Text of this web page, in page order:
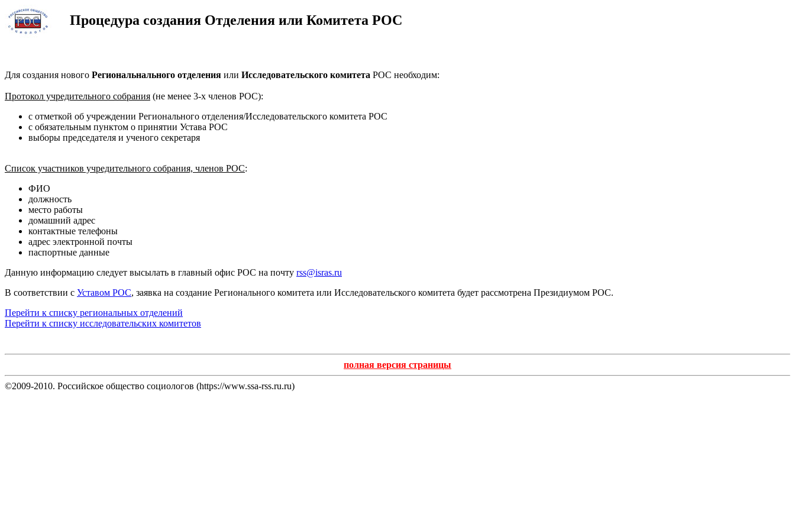
Процедура создания Отделения или Комитета РОС
Для создания нового Региональнального отделения или Исследовательского комитета РОС необходим:
Протокол учредительного собрания (не менее 3-х членов РОС):
с отметкой об учреждении Регионального отделения/Исследовательского комитета РОС
с обязательным пунктом о принятии Устава РОС
выборы председателя и ученого секретаря
Список участников учредительного собрания, членов РОС:
ФИО
должность
место работы
домашний адрес
контактные телефоны
адрес электронной почты
паспортные данные
Данную информацию следует высылать в главный офис РОС на почту rss@isras.ru
В соответствии с Уставом РОС, заявка на создание Регионального комитета или Исследовательского комитета будет рассмотрена Президиумом РОС.
Перейти к списку региональных отделений
Перейти к списку исследовательских комитетов
полная версия страницы
©2009-2010. Российское общество социологов (https://www.ssa-rss.ru.ru)